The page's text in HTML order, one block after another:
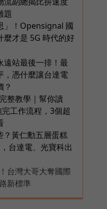
題
」！Opensignal 國
麼才是 5G 時代的好
遠站最後一排！最
，憑什麼讓台達電
？
整教學｜幫你讀
工作流程，3個超
？黃仁勳五層蛋糕
台達電、光寶科出
台灣大哥大奪國際
新標準